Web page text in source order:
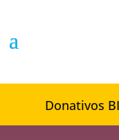
Donativos